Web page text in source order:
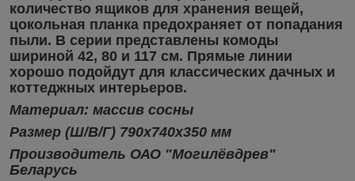
количество ящиков для хранения вещей,
цокольная планка предохраняет от попадания
пыли. В серии представлены комоды
шириной 42, 80 и 117 см. Прямые линии
хорошо подойдут для классических дачных и
коттеджных интерьеров.
Материал: массив сосны
Размер (Ш/В/Г) 790х740х350 мм
Производитель ОАО "Могилёвдрев"
Беларусь